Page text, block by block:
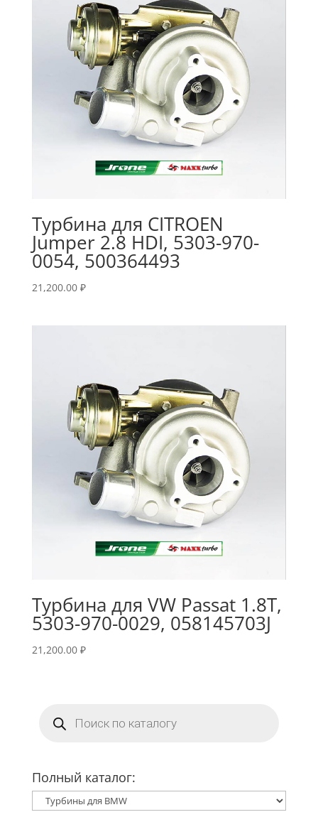
Турбина для CITROEN
Jumper 2.8 HDI, 5303-970-
0054, 500364493
21,200.00 ₽
Турбина для VW Passat 1.8T,
5303-970-0029, 058145703J
21,200.00 ₽
товаров
Полный каталог: